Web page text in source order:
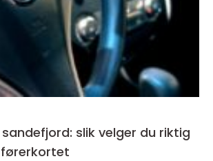
slik velger du riktig